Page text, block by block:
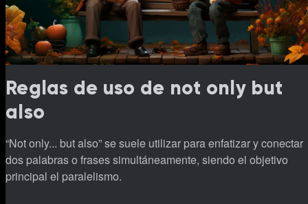
Reglas de uso de not only but
also
“Not only... but also” se suele utilizar para enfatizar y conectar
dos palabras o frases simultáneamente, siendo el objetivo
principal el paralelismo.